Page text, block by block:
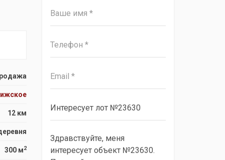
12 км
300 м2